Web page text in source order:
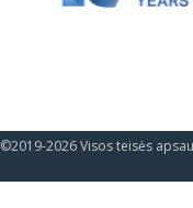
©2019-2026 Visos teisės